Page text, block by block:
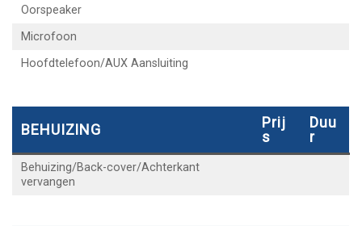
Oorspeaker
Microfoon
Hoofdtelefoon/AUX Aansluiting
BEHUIZING
Prij
S
Duu
R
Behuizing/Back-cover/Achterkant
vervangen